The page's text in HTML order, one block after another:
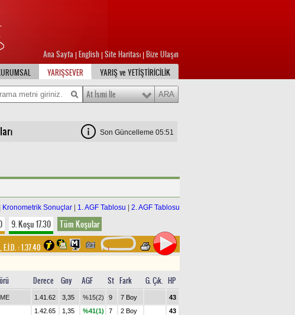
Ana Sayfa English Site Haritası Bize Ulaşın
YARIŞSEVER YARIŞ ve YETİŞTİRİCİLİK
At İsmi İle
Son Güncelleme 05:51
Kronometrik Sonuçlar 1. AGF Tablosu 2. AGF Tablosu
9. Koşu 17.30 Tüm Koşular
,E.İ.D. :1.37.40
Derece Gny AGF St Fark G. Çık. HP
1.41.62 3,35 %15(2) 9 7 Boy
43
1.42.65 1,35 %41(1) 7 2 Boy
43